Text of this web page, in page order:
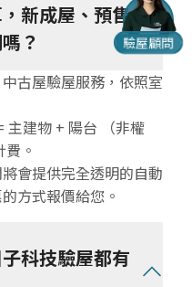
新成屋、預售
？
古屋驗屋服務，依照室
主建物 + 陽台 （非權
。
將會提供完全透明的自動
方式報價給您。
科技驗屋都有
驗屋顧問